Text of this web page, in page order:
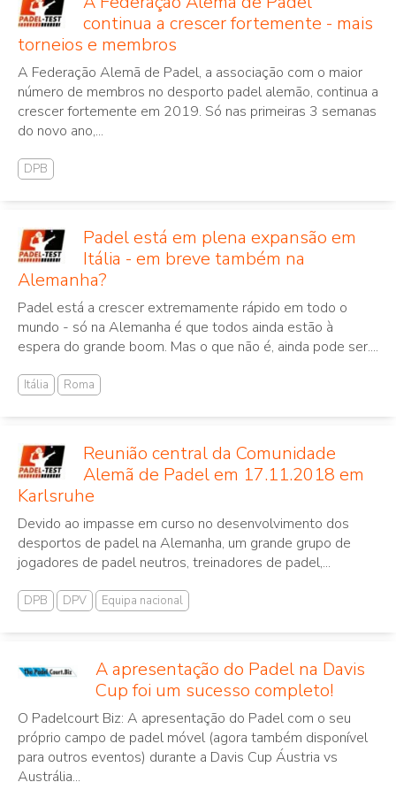
continua a crescer fortemente - mais
torneios e membros
A Federação Alemã de Padel, a associação com o maior
número de membros no desporto padel alemão, continua a
crescer fortemente em 2019. Só nas primeiras 3 semanas
do novo ano,...
DPB
Padel está em plena expansão em
Itália - em breve também na
Alemanha?
Padel está a crescer extremamente rápido em todo o
mundo - só na Alemanha é que todos ainda estão à
espera do grande boom. Mas o que não é, ainda pode ser....
Itália Roma
Reunião central da Comunidade
Alemã de Padel em 17.11.2018 em
Karlsruhe
Devido ao impasse em curso no desenvolvimento dos
desportos de padel na Alemanha, um grande grupo de
jogadores de padel neutros, treinadores de padel,...
DPB DPV Equipa nacional
A apresentação do Padel na Davis
Cup foi um sucesso completo!
O Padelcourt Biz: A apresentação do Padel com o seu
próprio campo de padel móvel (agora também disponível
para outros eventos) durante a Davis Cup Áustria vs
Austrália...